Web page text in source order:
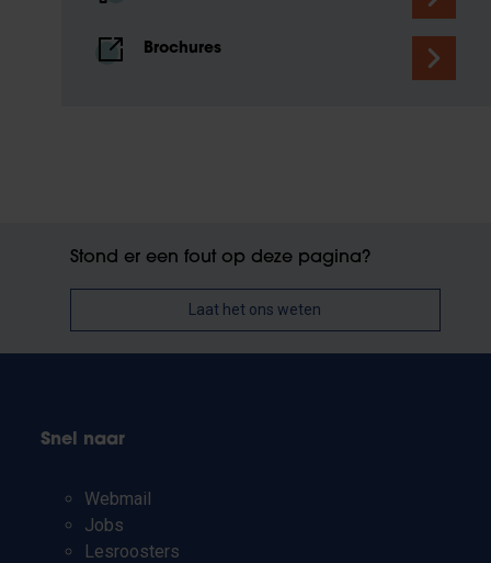
Brochures
Stond er een fout op deze pagina?
Laat het ons weten
Snel naar
Webmail
Jobs
Lesroosters